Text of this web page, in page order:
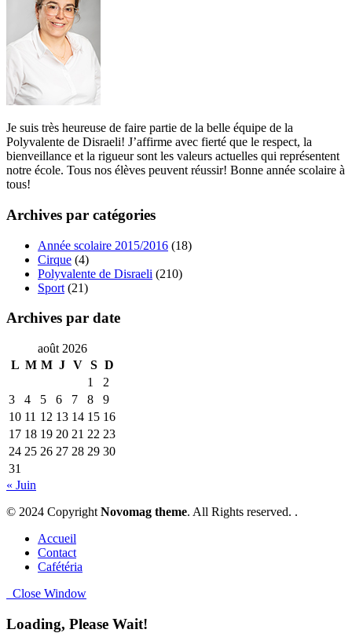
Je suis très heureuse de faire partie de la belle équipe de la
Polyvalente de Disraeli! J’affirme avec fierté que le respect, la
bienveillance et la rigueur sont les valeurs actuelles qui représentent
notre école. Tous nos élèves peuvent réussir! Bonne année scolaire à
tous!
Archives par catégories
Année scolaire 2015/2016 (18)
Cirque (4)
Polyvalente de Disraeli (210)
Sport (21)
Archives par date
août 2026
L M M J V S D
1
2
3
4 5 6 7 8
9
10 11 12 13 14 15 16
17 18 19 20 21 22 23
24 25 26 27 28 29 30
31
« Juin
© 2024 Copyright Novomag theme. All Rights reserved. .
Accueil
Contact
Cafétéria
Close Window
Loading, Please Wait!